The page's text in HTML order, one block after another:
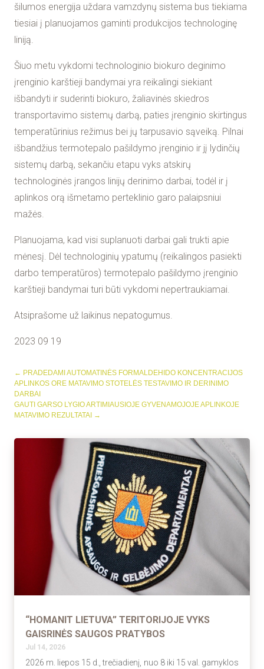
šilumos energija uždara vamzdynų sistema bus tiekiama
tiesiai į planuojamos gaminti produkcijos technologinę
liniją.
Šiuo metu vykdomi technologinio biokuro deginimo
įrenginio karštieji bandymai yra reikalingi siekiant
išbandyti ir suderinti biokuro, žaliavinės skiedros
transportavimo sistemų darbą, paties įrenginio skirtingus
temperatūrinius režimus bei jų tarpusavio sąveiką. Pilnai
išbandžius termotepalo pašildymo įrenginio ir jį lydinčių
sistemų darbą, sekančiu etapu vyks atskirų
technologinės įrangos linijų derinimo darbai, todėl ir į
aplinkos orą išmetamo perteklinio garo palaipsniui
mažės.
Planuojama, kad visi suplanuoti darbai gali trukti apie
mėnesį. Dėl technologinių ypatumų (reikalingos pasiekti
darbo temperatūros) termotepalo pašildymo įrenginio
karštieji bandymai turi būti vykdomi nepertraukiamai.
Atsiprašome už laikinus nepatogumus.
2023 09 19
← PRADEDAMI AUTOMATINĖS FORMALDEHIDO KONCENTRACIJOS
APLINKOS ORE MATAVIMO STOTELĖS TESTAVIMO IR DERINIMO
DARBAI
GAUTI GARSO LYGIO ARTIMIAUSIOJE GYVENAMOJOJE APLINKOJE
MATAVIMO REZULTATAI →
“HOMANIT LIETUVA” TERITORIJOJE VYKS
GAISRINĖS SAUGOS PRATYBOS
Jul 14, 2026
2026 m. liepos 15 d., trečiadienį, nuo 8 iki 15 val. gamyklos